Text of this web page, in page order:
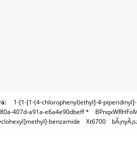
1-​[1-​[1-​(4-​chlorophenyl)​ethyl]​-​4-​
407d-a91a-e6a4e90dbeff *
benzamide
Xt6700